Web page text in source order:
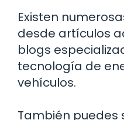
Existen
desde artículos
blogs
tecnología de
vehículos.
También puedes